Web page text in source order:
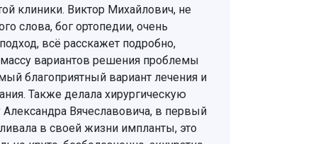
клиники. Виктор Михайлович, не
слова, бог ортопедии, очень
всё расскажет подробно,
вариантов решения проблемы
благоприятный вариант лечения и
Также делала хирургическую
Вячеславовича, в первый
в своей жизни импланты, это